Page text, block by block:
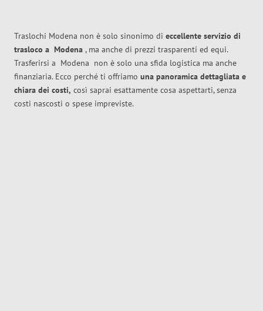
Traslochi Modena non è solo sinonimo di eccellente servizio di
trasloco a Modena , ma anche di prezzi trasparenti ed equi.
Trasferirsi a Modena non è solo una sfida logistica ma anche
finanziaria. Ecco perché ti offriamo una panoramica dettagliata e
chiara dei costi, così saprai esattamente cosa aspettarti, senza
costi nascosti o spese impreviste.